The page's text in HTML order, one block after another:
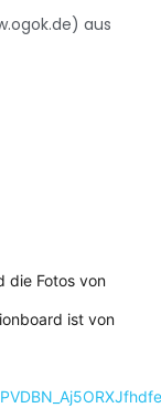
aus
die Fotos von
ist von